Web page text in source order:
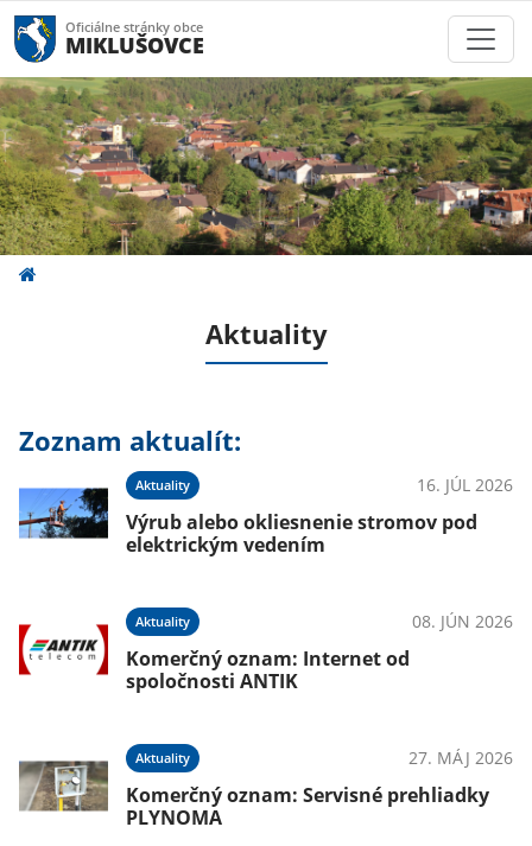
Oficiálne stránky obce
MIKLUŠOVCE
Aktuality
Zoznam aktualít:
Aktuality 16. JÚL 2026
Výrub alebo okliesnenie stromov pod
elektrickým vedením
Aktuality 08. JÚN 2026
Komerčný oznam: Internet od
spoločnosti ANTIK
Aktuality 27. MÁJ 2026
Komerčný oznam: Servisné prehliadky
PLYNOMA